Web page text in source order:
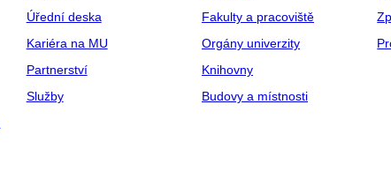
Úřední deska
Kariéra na MU
Partnerství
Služby
Fakulty a pracoviště
Orgány univerzity
Knihovny
Budovy a místnosti